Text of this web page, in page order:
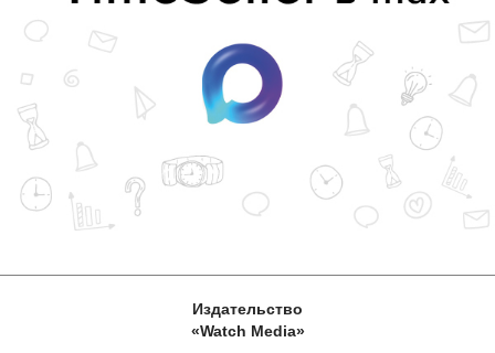
Издательство
«Watch Media»